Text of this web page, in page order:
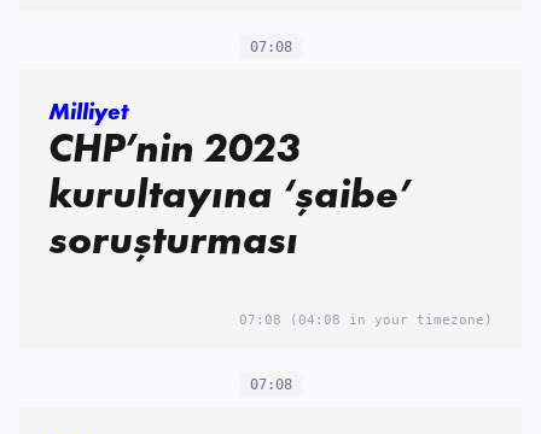
07:08
Milliyet
CHP’nin 2023
kurultayına ‘şaibe’
soruşturması
07:08 (04:08 in your timezone)
07:08